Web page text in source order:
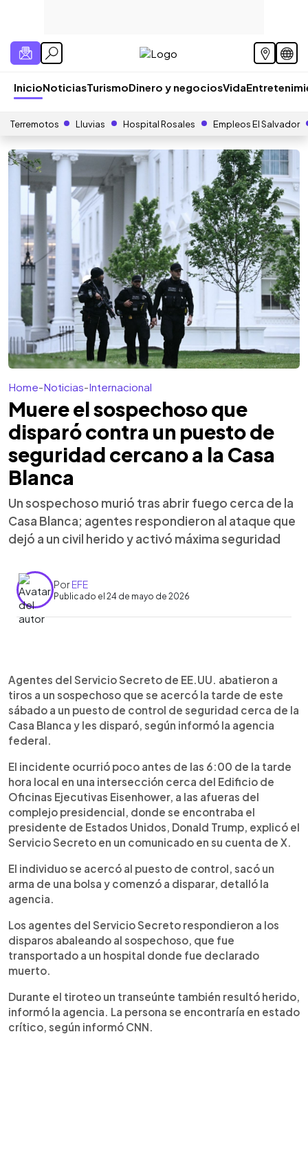
InicioNoticiasTurismoDinero y negociosVida
Terremotos Lluvias Hospital Rosales Empleos El Salvador
Home-Noticias-Internacional
Muere el sospechoso que
disparó contra un puesto de
seguridad cercano a la Casa
Blanca
Un sospechoso murió tras abrir fuego cerca de la
Casa Blanca; agentes respondieron al ataque que
dejó a un civil herido y activó máxima seguridad
PorEFE
Publicado el 24 de mayo de 2026
Escuchar artículo
Un hombre armado murió tras ser abatido por
agentes del Servicio Secreto luego de disparar
contra un puesto de seguridad cercano a la Casa
Blanca. El ataque ocurrió la tarde del sábado,
dejando a un civil herido de gravedad. El
fuego, lo que provocó la rápida respuesta de los
agentes. El incidente generó momentos de
pánico entre periodistas y obligó a reforzar la
seguridad en el complejo presidencial. El FBI
investiga el hecho, mientras las calles cercanas
permanecen cerradas tras este nuevo episodio
Agentes del Servicio Secreto de EE.UU. abatieron a
tiros a un sospechoso que se acercó la tarde de este
sábado a un puesto de control de seguridad cerca de la
Casa Blanca y les disparó, según informó la agencia
federal.
El incidente ocurrió poco antes de las 6:00 de la tarde
hora local en una intersección cerca del Edificio de
Oficinas Ejecutivas Eisenhower, a las afueras del
complejo presidencial, donde se encontraba el
presidente de Estados Unidos, Donald Trump, explicó el
Servicio Secreto en un comunicado en su cuenta de X.
El individuo se acercó al puesto de control, sacó un
arma de una bolsa y comenzó a disparar, detalló la
agencia.
Los agentes del Servicio Secreto respondieron a los
disparos abaleando al sospechoso, que fue
transportado a un hospital donde fue declarado
muerto.
Durante el tiroteo un transeúnte también resultó herido,
informó la agencia. La persona se encontraría en estado
crítico, según informó CNN.